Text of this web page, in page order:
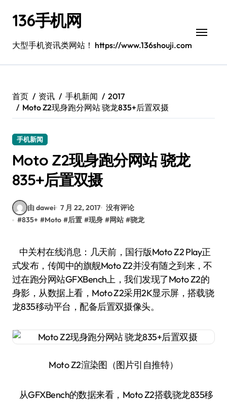
136手机网
大型手机资讯类网站！ https://www.136shouji.com
首页 资讯 手机新闻
2017
Moto Z2现身跑分网站 骁龙835+后置双摄
手机新闻
Moto Z2现身跑分网站 骁龙
835+后置双摄
由 dawei 7 月 22, 2017 没有评论
#835+ #Moto #后置 #现身 #网站 #骁龙
中关村在线消息：几天前，国行版Moto Z2 Play正
式发布，传闻中的旗舰Moto Z2并没有随之到来，不
过在跑分网站GFXBench上，我们发现了Moto Z2的
身影，从数据上看，Moto Z2采用2K显示屏，搭载骁
龙835移动平台，配备后置双摄像头。
Moto Z2渲染图（图片引自推特）
从GFXBench的数据来看，Moto Z2搭载骁龙835移